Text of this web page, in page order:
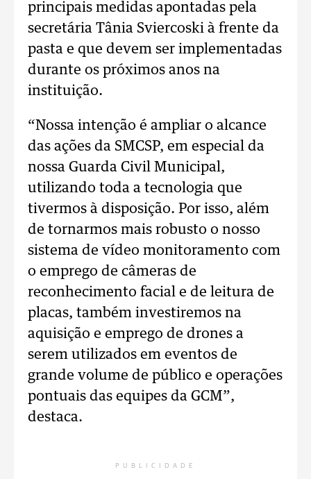
principais medidas apontadas pela
secretária Tânia Sviercoski à frente da
pasta e que devem ser implementadas
durante os próximos anos na
instituição.
“Nossa intenção é ampliar o alcance
das ações da SMCSP, em especial da
nossa Guarda Civil Municipal,
utilizando toda a tecnologia que
tivermos à disposição. Por isso, além
de tornarmos mais robusto o nosso
sistema de vídeo monitoramento com
o emprego de câmeras de
reconhecimento facial e de leitura de
placas, também investiremos na
aquisição e emprego de drones a
serem utilizados em eventos de
grande volume de público e operações
pontuais das equipes da GCM”,
destaca.
PUBLICIDADE